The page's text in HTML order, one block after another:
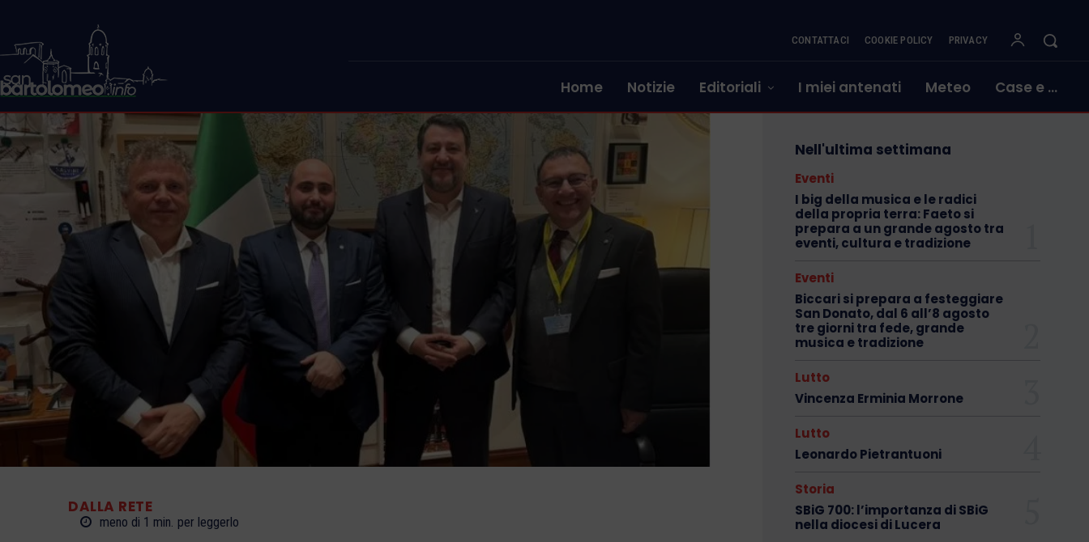
CONTATTACI COOKIE POLICY PRIVACY
Home Notizie Editoriali I miei antenati Meteo Case e …
DALLA RETE
meno di 1 min. per leggerlo
Nell'ultima settimana
Eventi
I big della musica e le radici
della propria terra: Faeto si
prepara a un grande agosto tra
eventi, cultura e tradizione
Eventi
Biccari si prepara a festeggiare
San Donato, dal 6 all’8 agosto
tre giorni tra fede, grande
musica e tradizione
Lutto
Vincenza Erminia Morrone
Lutto
Leonardo Pietrantuoni
Storia
SBiG 700: l’importanza di SBiG
nella diocesi di Lucera